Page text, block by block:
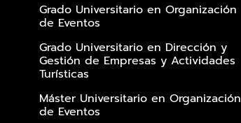
Grado Universitario en Organización
de Eventos
Grado Universitario en Dirección y
Gestión de Empresas y Actividades
Turísticas
Máster Universitario en Organización
de Eventos